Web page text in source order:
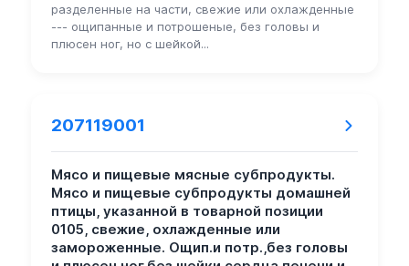
разделенные на части, свежие или охлажденные
--- ощипанные и потрошеные, без головы и
плюсен ног, но с шейкой...
207119001
Мясо и пищевые мясные субпродукты.
Мясо и пищевые субпродукты домашней
птицы, указанной в товарной позиции
0105, свежие, охлажденные или
замороженные. Ощип.и потр.,без головы